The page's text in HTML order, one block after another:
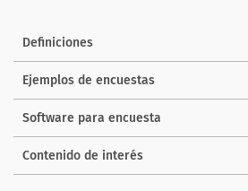
Definiciones
Ejemplos de encuestas
Software para encuesta
Contenido de interés